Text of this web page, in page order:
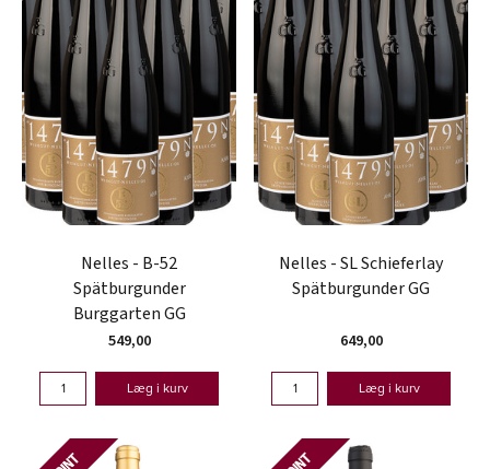
Nelles - B-52
Spätburgunder
Burggarten GG
549,00
Læg i kurv
Nelles - SL Schieferlay
Spätburgunder GG
649,00
Læg i kurv